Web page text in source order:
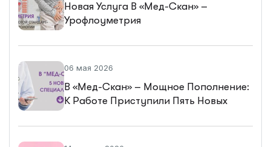
Новая Услуга В «Мед-Скан» –
Урофлоуметрия
06 мая 2026
В «Мед-Скан» – Мощное Пополнение:
К Работе Приступили Пять Новых